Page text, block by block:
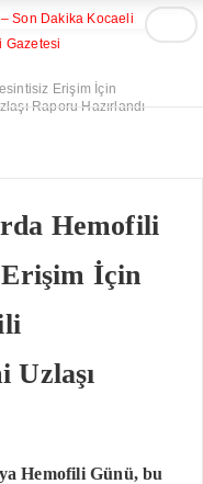
Erişim İçin
Raporu Hazırlandı
Hemofili
Erişim İçin
Uzlaşı
Hemofili Günü, bu